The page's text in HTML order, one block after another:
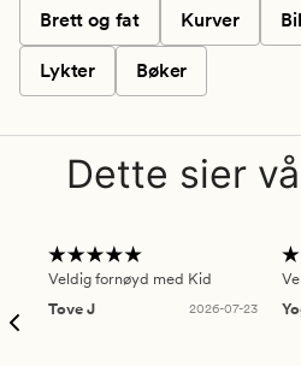
Brett og fat Kurver
Lykter Bøker
Dette sier
Veldig fornøyd med Kid
Tove J
2026-07-23